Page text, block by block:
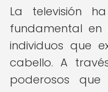
La televisión
fundamental
individuos que
cabello. A
poderosos